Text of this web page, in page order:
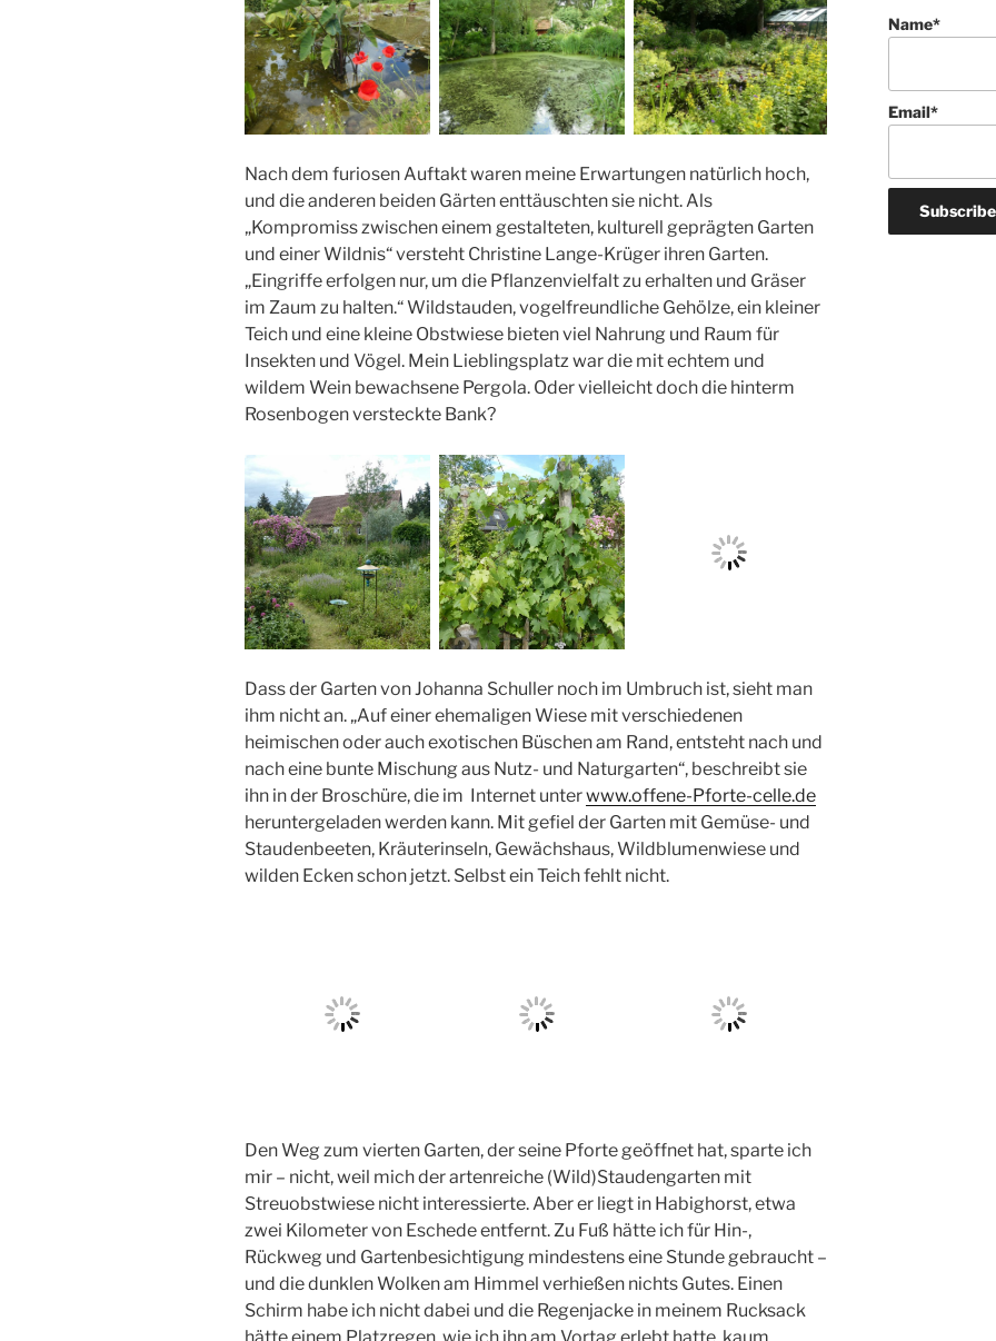
Nach dem furiosen Auftakt waren meine Erwartungen natürlich hoch,
und die anderen beiden Gärten enttäuschten sie nicht. Als
„Kompromiss zwischen einem gestalteten, kulturell geprägten Garten
und einer Wildnis“ versteht Christine Lange-Krüger ihren Garten.
„Eingriffe erfolgen nur, um die Pflanzenvielfalt zu erhalten und Gräser
im Zaum zu halten.“ Wildstauden, vogelfreundliche Gehölze, ein kleiner
Teich und eine kleine Obstwiese bieten viel Nahrung und Raum für
Insekten und Vögel. Mein Lieblingsplatz war die mit echtem und
wildem Wein bewachsene Pergola. Oder vielleicht doch die hinterm
Rosenbogen versteckte Bank?
Dass der Garten von Johanna Schuller noch im Umbruch ist, sieht man
ihm nicht an. „Auf einer ehemaligen Wiese mit verschiedenen
heimischen oder auch exotischen Büschen am Rand, entsteht nach und
nach eine bunte Mischung aus Nutz- und Naturgarten“, beschreibt sie
ihn in der Broschüre, die im Internet unter www.offene-Pforte-celle.de
heruntergeladen werden kann. Mit gefiel der Garten mit Gemüse- und
Staudenbeeten, Kräuterinseln, Gewächshaus, Wildblumenwiese und
Den Weg zum vierten Garten, der seine Pforte geöffnet hat, sparte ich
mir – nicht, weil mich der artenreiche (Wild)Staudengarten mit
Streuobstwiese nicht interessierte. Aber er liegt in Habighorst, etwa
zwei Kilometer von Eschede entfernt. Zu Fuß hätte ich für Hin-,
Rückweg und Gartenbesichtigung mindestens eine Stunde gebraucht –
und die dunklen Wolken am Himmel verhießen nichts Gutes. Einen
Schirm habe ich nicht dabei und die Regenjacke in meinem Rucksack
Name*
Email*